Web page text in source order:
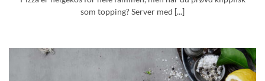
som topping? Server med [...]